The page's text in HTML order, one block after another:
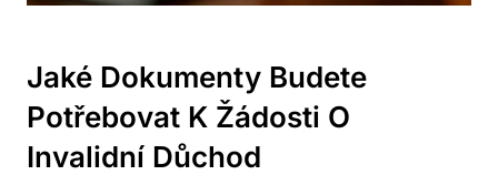
Jaké Dokumenty Budete
Potřebovat K Žádosti O
Invalidní Důchod